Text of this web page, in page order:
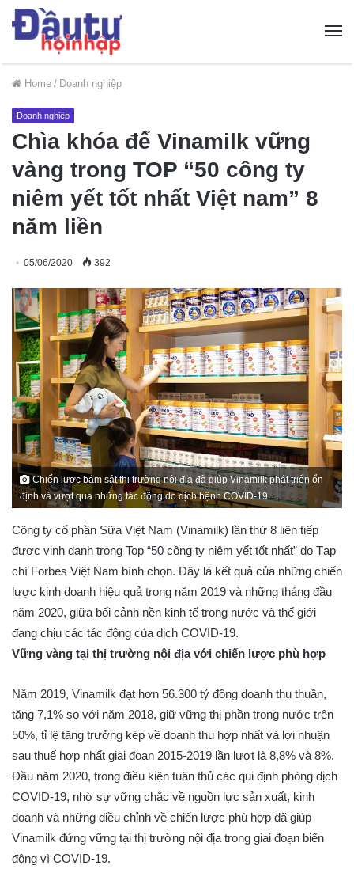
Home / Doanh nghiệp
Doanh nghiệp
Chìa khóa để Vinamilk vững
vàng trong TOP “50 công ty
niêm yết tốt nhất Việt nam” 8
năm liền
05/06/2020 392
Chiến lược bám sát thị trường nội địa đã giúp Vinamilk phát triển ổn
định và vượt qua những tác động do dịch bệnh COVID-19.
Công ty cổ phần Sữa Việt Nam (Vinamilk) lần thứ 8 liên tiếp
được vinh danh trong Top “50 công ty niêm yết tốt nhất” do Tạp
chí Forbes Việt Nam bình chọn. Đây là kết quả của những chiến
lược kinh doanh hiệu quả trong năm 2019 và những tháng đầu
năm 2020, giữa bối cảnh nền kinh tế trong nước và thế giới
đang chịu các tác động của dịch COVID-19.
Vững vàng tại thị trường nội địa với chiến lược phù hợp
Năm 2019, Vinamilk đạt hơn 56.300 tỷ đồng doanh thu thuần,
tăng 7,1% so với năm 2018, giữ vững thị phần trong nước trên
50%, tỉ lệ tăng trưởng kép về doanh thu hợp nhất và lợi nhuận
sau thuế hợp nhất giai đoạn 2015-2019 lần lượt là 8,8% và 8%.
Đầu năm 2020, trong điều kiện tuân thủ các qui định phòng dịch
COVID-19, nhờ sự vững chắc về nguồn lực sản xuất, kinh
doanh và những điều chỉnh về chiến lược phù hợp đã giúp
Vinamilk đứng vững tại thị trường nội địa trong giai đoạn biến
động vì COVID-19.